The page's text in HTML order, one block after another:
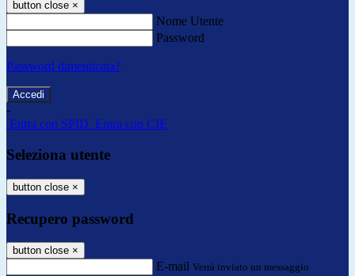
button close ×
Nome Utente
Password
Password dimenticata?
-
Entra con SPID Entra con CIE
Seleziona utente
button close ×
Recupero password
button close ×
E-mail Verrà inviato un messaggio